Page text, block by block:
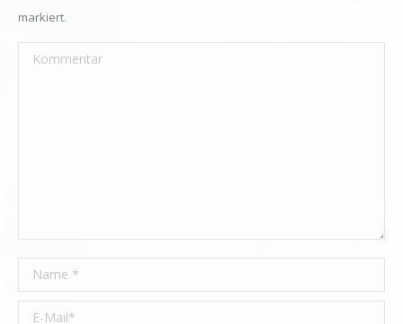
markiert.
Kommentar
Name *
E-Mail *